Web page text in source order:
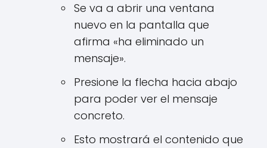
Se va a abrir una ventana
nuevo en la pantalla que
afirma «ha eliminado un
mensaje».
Presione la flecha hacia abajo
para poder ver el mensaje
concreto.
Esto mostrará el contenido que